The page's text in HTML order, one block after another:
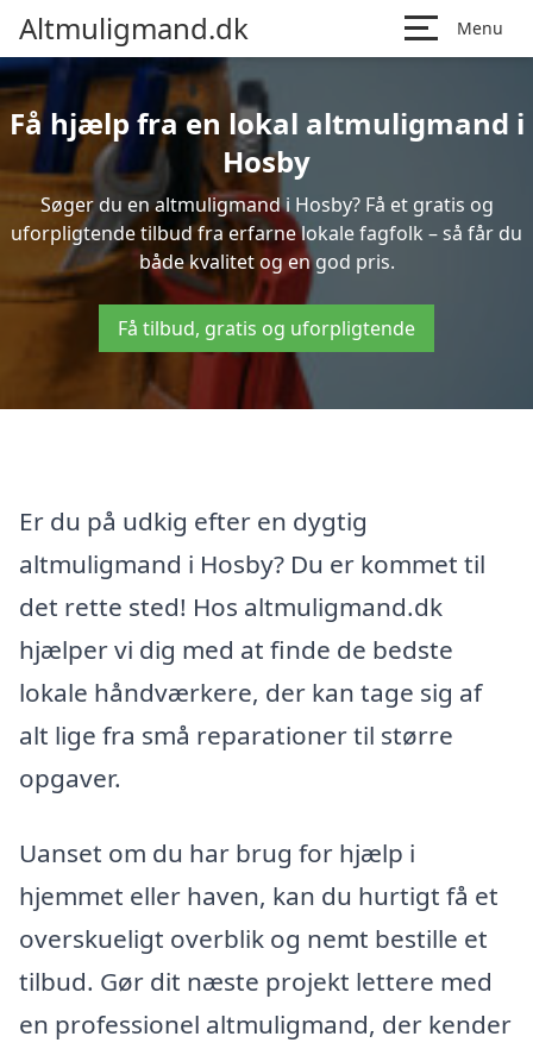
Altmuligmand.dk Menu
Få hjælp fra en lokal altmuligmand i
Hosby
Søger du en altmuligmand i Hosby? Få et gratis og
uforpligtende tilbud fra erfarne lokale fagfolk – så får du
både kvalitet og en god pris.
Få tilbud, gratis og uforpligtende
Er du på udkig efter en dygtig
altmuligmand i Hosby? Du er kommet til
det rette sted! Hos altmuligmand.dk
hjælper vi dig med at finde de bedste
lokale håndværkere, der kan tage sig af
alt lige fra små reparationer til større
opgaver.
Uanset om du har brug for hjælp i
hjemmet eller haven, kan du hurtigt få et
overskueligt overblik og nemt bestille et
tilbud. Gør dit næste projekt lettere med
en professionel altmuligmand, der kender